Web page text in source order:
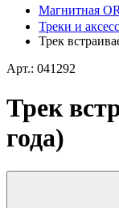
Магнитная
Треки и
Трек
Арт.: 041292
Трек
года)